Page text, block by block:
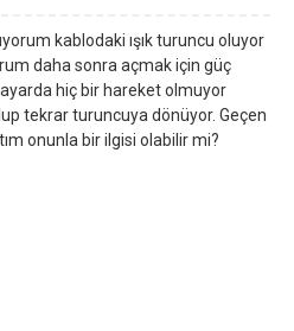
kablodaki ışık turuncu oluyor
daha sonra açmak için güç
hiç bir hareket olmuyor
tekrar turuncuya dönüyor. Geçen
onunla bir ilgisi olabilir mi?